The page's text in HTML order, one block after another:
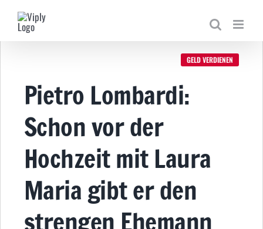
Inhalt
springen
GELD VERDIENEN
Pietro Lombardi:
Schon vor der
Hochzeit mit Laura
Maria gibt er den
strengen Ehemann